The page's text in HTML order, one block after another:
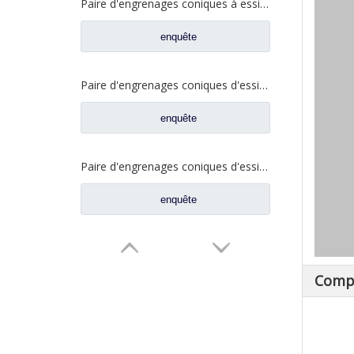
Paire d'engrenages coniques à essieu moyen 27/18 pour pièces de rechange de camion Ankai & BENZ Foton Auman HFF2502040/41CK1BZ
enquête
Paire d'engrenages coniques d'essieu arrière 21/28 pour pièces de rechange de camion Ankai & BENZ Foton Auman HFF2402038/39CK1BZ
enquête
Paire d'engrenages coniques d'essieu arrière 18/27 pour pièces de rechange de camion Ankai & BENZ Foton Auman HFF2402040/41CK1BZ
enquête